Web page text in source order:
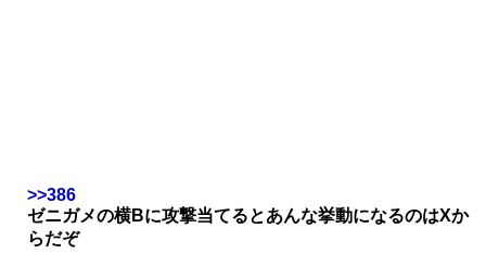
>>386
ゼニガメの横Bに攻撃当てるとあんな挙動になるのはXか
らだぞ